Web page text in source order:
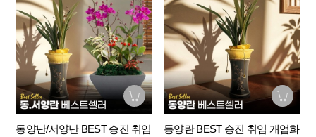
동양난/서양난 BEST 승진 취임
동양란 BEST 승진 취임 개업화